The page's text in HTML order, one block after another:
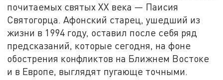
почитаемых святых XX века — Паисия
Святогорца. Афонский старец, ушедший из
жизни в 1994 году, оставил после себя ряд
предсказаний, которые сегодня, на фоне
обострения конфликтов на Ближнем Востоке
и в Европе, выглядят пугающе точными.